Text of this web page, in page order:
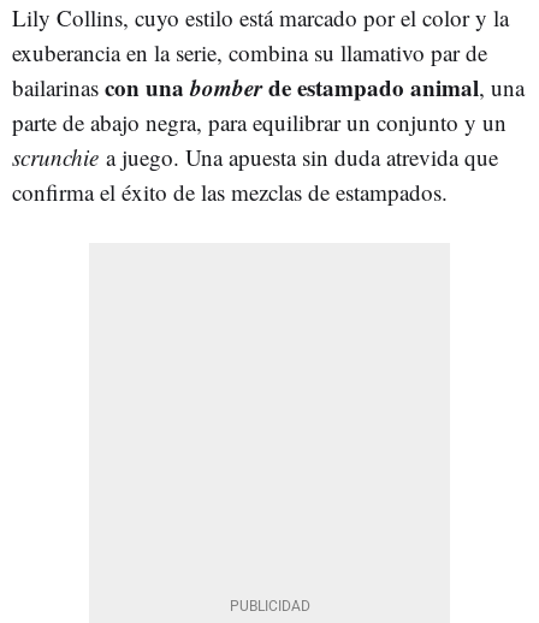
Lily Collins, cuyo estilo está marcado por el color y la
exuberancia en la serie, combina su llamativo par de
bailarinas con unabomberde estampado animal, una
parte de abajo negra, para equilibrar un conjunto y un
scrunchie a juego. Una apuesta sin duda atrevida que
confirma el éxito de las mezclas de estampados.